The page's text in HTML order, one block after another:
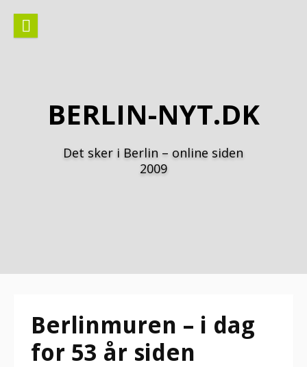
indhold
BERLIN-NYT.DK
Det sker i Berlin – online siden
2009
Berlinmuren – i dag
for 53 år siden